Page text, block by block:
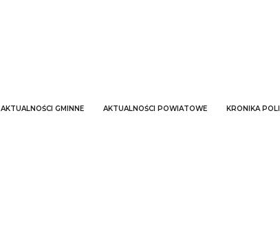
AKTUALNOŚCI GMINNE AKTUALNOŚCI POWIATOWE KRONIKA